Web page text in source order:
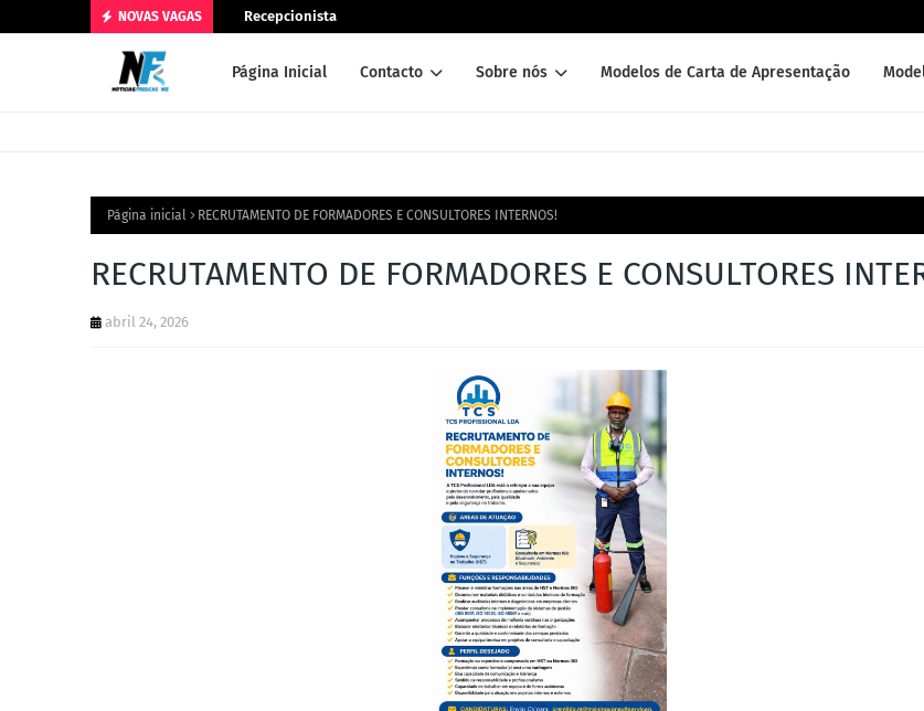
NOVAS VAGAS Recepcionista
Página Inicial Contacto Sobre nós Modelos de Carta de Apresentação
Página inicial RECRUTAMENTO DE FORMADORES E CONSULTORES INTERNOS!
RECRUTAMENTO DE FORMADORES E CONSULTORES
abril 24, 2026